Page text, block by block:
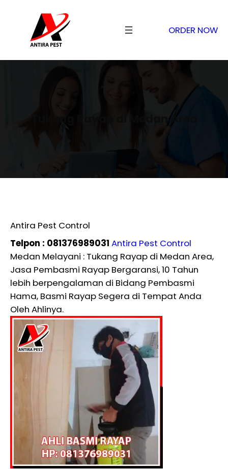
ORDER NOW
Tukang Rayap di Medan Area
Antira Pest Control
Telpon : 081376989031 Antira Pest Control
Medan Melayani : Tukang Rayap di Medan Area,
Jasa Pembasmi Rayap Bergaransi, 10 Tahun
lebih berpengalaman di Bidang Pembasmi
Hama, Basmi Rayap Segera di Tempat Anda
Oleh Ahlinya.